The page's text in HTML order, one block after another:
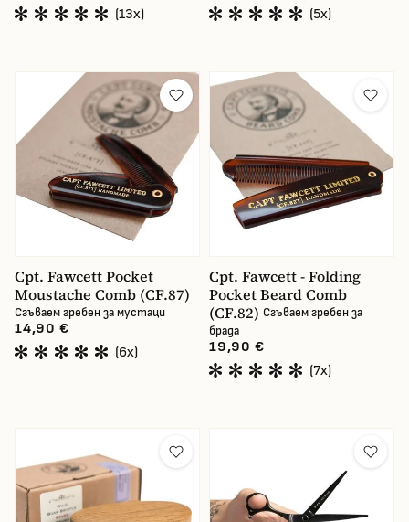
(13x)
(5x)
Cpt. Fawcett Pocket
Moustache Comb (CF.87)
Сгъваем гребен за мустаци
14,90 €
(6x)
Cpt. Fawcett - Folding
Pocket Beard Comb
(CF.82) Сгъваем гребен за
брада
19,90 €
(7x)